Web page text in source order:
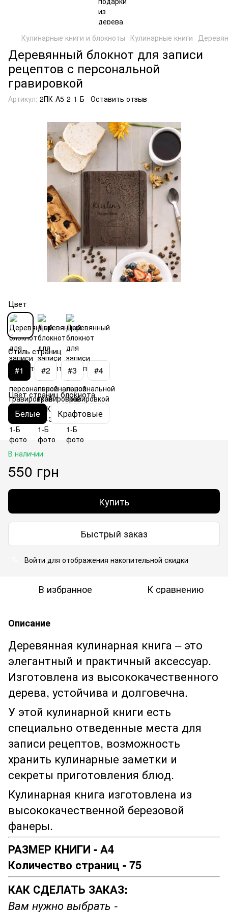
Кулинарные книги и блокноты Кулинарные книги
Деревянный блокнот для записи
рецептов с персональной
гравировкой
Артикул: 2ПК-A5-2-1-Б Оставить отзыв
Цвет
Стиль страниц
#1 #2 #3 #4
Цвет страниц блокнота
Белые Крафтовые
В наличии
550 грн
Купить
Быстрый заказ
Войти для отображения накопительной скидки
В избранное К сравнению
Описание
Деревянная кулинарная книга – это
элегантный и практичный аксессуар.
Изготовлена ​​из высококачественного
дерева, устойчива и долговечна.
У этой кулинарной книги есть
специально отведенные места для
записи рецептов, возможность
хранить кулинарные заметки и
секреты приготовления блюд.
Кулинарная книга изготовлена ​​из
высококачественной березовой
фанеры.
РАЗМЕР КНИГИ - А4
Количество страниц - 75
КАК СДЕЛАТЬ ЗАКАЗ:
Вам нужно выбрать -